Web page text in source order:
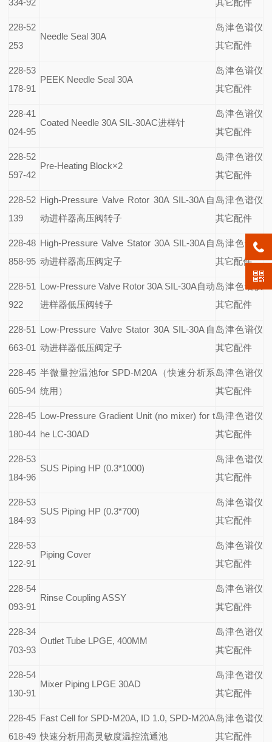
334-92 其它配件
228-52
253
Needle Seal 30A
岛津色谱仪
其它配件
228-53
178-91
PEEK Needle Seal 30A
岛津色谱仪
其它配件
228-41
024-95
Coated Needle 30A SIL-30AC进样针
岛津色谱仪
其它配件
228-52
597-42
Pre-Heating Block×2
岛津色谱仪
其它配件
228-52
139
High-Pressure Valve Rotor 30A SIL-30A 自
动进样器高压阀转子
岛津色谱仪
其它配件
228-48
858-95
High-Pressure Valve Stator 30A SIL-30A自
动进样器高压阀定子
岛津色谱仪
其它配件
228-51
922
Low-Pressure Valve Rotor 30A SIL-30A自动
进样器低压阀转子
岛津色谱仪
其它配件
228-51
663-01
Low-Pressure Valve Stator 30A SIL-30A 自
动进样器低压阀定子
岛津色谱仪
其它配件
228-45
605-94
半微量控温池for SPD-M20A（快速分析系
统用）
岛津色谱仪
其它配件
228-45
180-44
Low-Pressure Gradient Unit (no mixer) for t
he LC-30AD
岛津色谱仪
其它配件
228-53
184-96
SUS Piping HP (0.3*1000)
岛津色谱仪
其它配件
228-53
184-93
SUS Piping HP (0.3*700)
岛津色谱仪
其它配件
228-53
122-91
Piping Cover
岛津色谱仪
其它配件
228-54
093-91
Rinse Coupling ASSY
岛津色谱仪
其它配件
228-34
703-93
Outlet Tube LPGE, 400MM
岛津色谱仪
其它配件
228-54
130-91
Mixer Piping LPGE 30AD
岛津色谱仪
其它配件
228-45
618-49
Fast Cell for SPD-M20A, ID 1.0, SPD-M20A
快速分析用高灵敏度温控流通池
岛津色谱仪
其它配件